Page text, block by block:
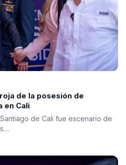
de la posesión de
en Cali
de Cali fue escenario de